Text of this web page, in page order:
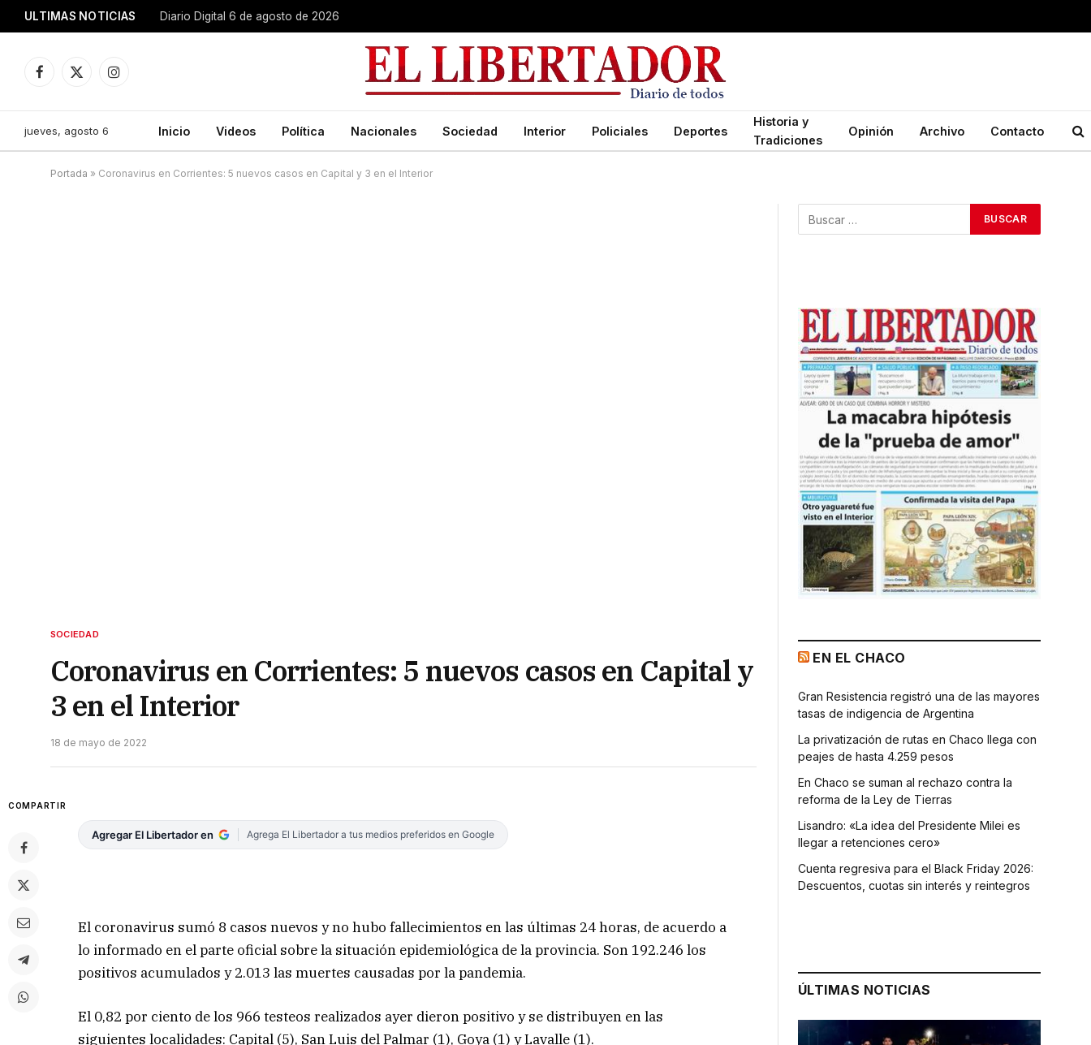
ULTIMAS NOTICIAS Diario Digital 6 de agosto de 2026
Facebook
X
Instagram
jueves, agosto 6 Inicio Videos Política Nacionales Sociedad Interior Policiales Deportes
Historia y
Tradiciones
Opinión Archivo Contacto
Portada » Coronavirus en Corrientes: 5 nuevos casos en Capital y 3 en el Interior
SOCIEDAD
Coronavirus en Corrientes: 5 nuevos casos en Capital y
3 en el Interior
18 de mayo de 2022
COMPARTIR
Agregar El Libertador en Agrega El Libertador a tus medios preferidos en Google
El coronavirus sumó 8 casos nuevos y no hubo fallecimientos en las últimas 24 horas, de acuerdo a
lo informado en el parte oficial sobre la situación epidemiológica de la provincia. Son 192.246 los
positivos acumulados y 2.013 las muertes causadas por la pandemia.
El 0,82 por ciento de los 966 testeos realizados ayer dieron positivo y se distribuyen en las
siguientes localidades: Capital (5), San Luis del Palmar (1), Goya (1) y Lavalle (1).
EN EL CHACO
Gran Resistencia registró una de las mayores
tasas de indigencia de Argentina
La privatización de rutas en Chaco llega con
peajes de hasta 4.259 pesos
En Chaco se suman al rechazo contra la
reforma de la Ley de Tierras
Lisandro: «La idea del Presidente Milei es
llegar a retenciones cero»
Cuenta regresiva para el Black Friday 2026:
Descuentos, cuotas sin interés y reintegros
ÚLTIMAS NOTICIAS